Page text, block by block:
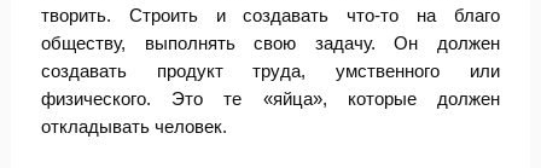
творить. Строить и создавать что-то на благо
обществу, выполнять свою задачу. Он должен
создавать продукт труда, умственного или
физического. Это те «яйца», которые должен
откладывать человек.